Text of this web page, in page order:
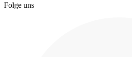
Folge uns